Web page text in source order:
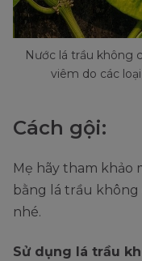
Nước lá trầu không
viêm do các
Cách gội:
Mẹ hãy tham khảo
bằng lá trầu không
nhé.
Sử dụng lá trầu